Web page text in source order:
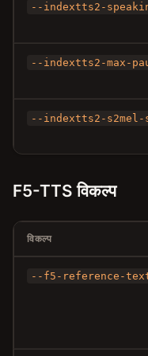
--indextts2-
--indextts2-max-
--indextts2-s2mel-
F5-TTS विकल्प
विकल्प
--f5-reference-